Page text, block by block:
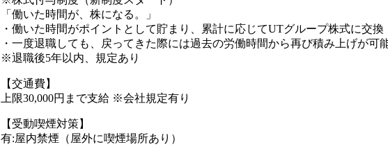
「働いた時間が、株になる。」
・働いた時間がポイントとして貯まり、累計に応じてUTグループ株式に交換
・一度退職しても、戻ってきた際には過去の労働時間から再び積み上げが可
※退職後5年以内、規定あり
【交通費】
上限30,000円まで支給 ※会社規定有り
【受動喫煙対策】
有:屋内禁煙（屋外に喫煙場所あり）